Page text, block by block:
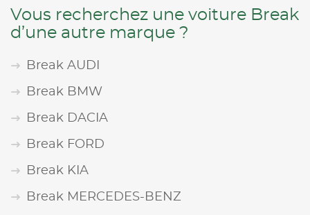
Vous recherchez une voiture Break
d’une autre marque ?
Break AUDI
Break BMW
Break DACIA
Break FORD
Break KIA
Break MERCEDES-BENZ